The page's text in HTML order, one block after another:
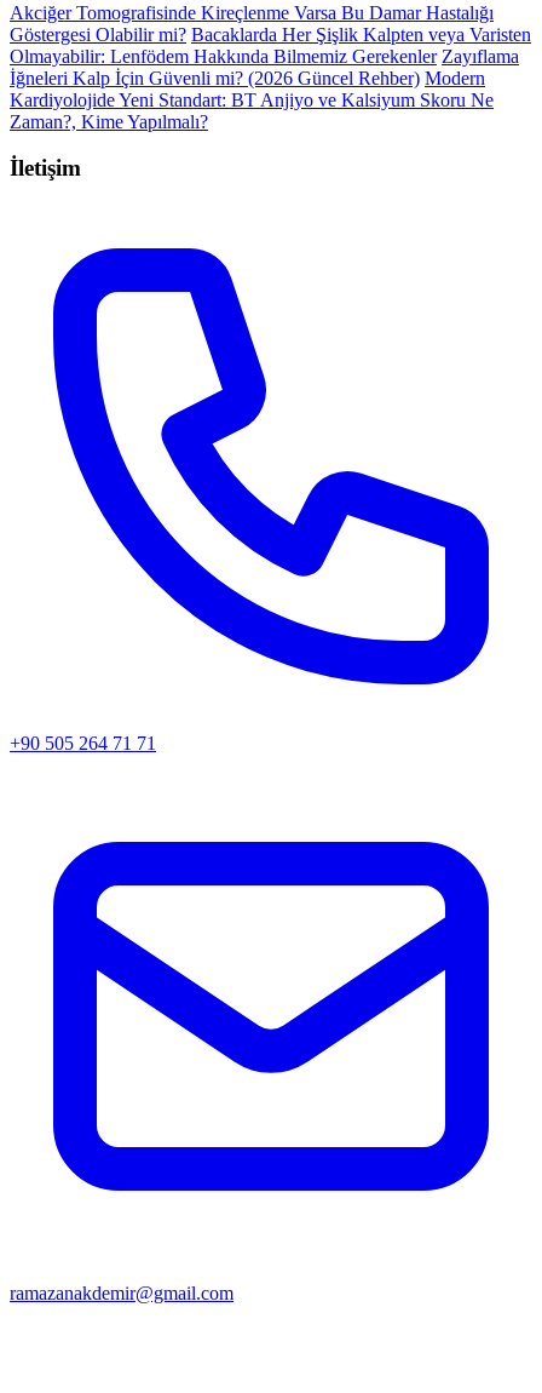
Akciğer Tomografisinde Kireçlenme Varsa Bu Damar Hastalığı
Göstergesi Olabilir mi? Bacaklarda Her Şişlik Kalpten veya Varisten
Olmayabilir: Lenfödem Hakkında Bilmemiz Gerekenler Zayıflama
İğneleri Kalp İçin Güvenli mi? (2026 Güncel Rehber) Modern
Kardiyolojide Yeni Standart: BT Anjiyo ve Kalsiyum Skoru Ne
Zaman?, Kime Yapılmalı?
İletişim
+90 505 264 71 71
ramazanakdemir@gmail.com